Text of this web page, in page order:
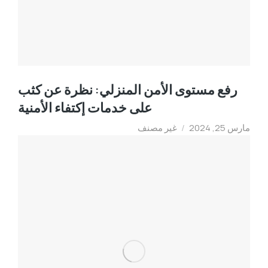
رفع مستوى الأمن المنزلي: نظرة عن كثب
على خدمات إكتفاء الأمنية
مارس 25, 2024 / غير مصنف